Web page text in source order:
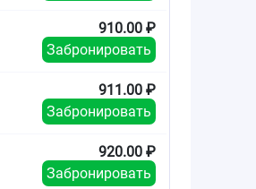
378.00
Диклак гель для
наружного
туба 50г
910.00 ₽
Забронировать
911.00 ₽
Забронировать
920.00 ₽
Забронировать